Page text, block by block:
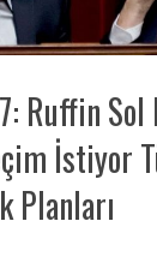
Ruffin
İstiyor
Planları